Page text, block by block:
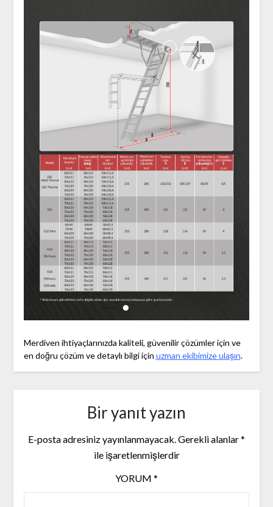
Merdiven ihtiyaçlarınızda kaliteli, güvenilir çözümler için ve
en doğru çözüm ve detaylı bilgi için uzman ekibimize ulaşın.
Bir yanıt yazın
E-posta adresiniz yayınlanmayacak.Gerekli alanlar*
ile işaretlenmişlerdir
YORUM *